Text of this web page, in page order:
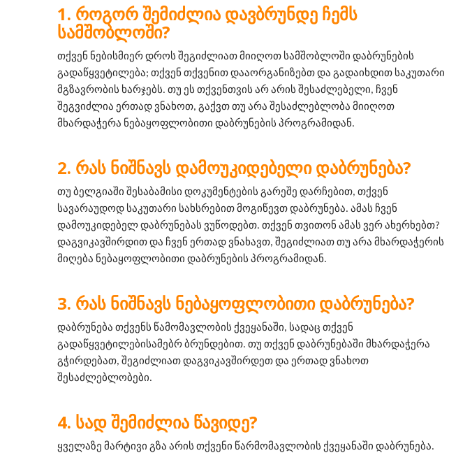
ᲠᲝᲒᲝᲠ ᲨᲔᲛᲘᲫᲚᲘᲐ ᲓᲐᲕᲑᲠᲣᲜᲓᲔ ᲩᲔᲛᲡ
ᲡᲐᲛᲨᲝᲑᲚᲝᲨᲘ?
თქვენ ნებისმიერ დროს შეგიძლიათ მიიღოთ სამშობლოში დაბრუნების
გადაწყვეტილება; თქვენ თქვენით დააორგანიზებთ და გადაიხდით საკუთარი
მგზავრობის ხარჯებს. თუ ეს თქვენთვის არ არის შესაძლებელი, ჩვენ
შეგვიძლია ერთად ვნახოთ, გაქვთ თუ არა შესაძლებლობა მიიღოთ
მხარდაჭერა ნებაყოფლობითი დაბრუნების პროგრამიდან.
ᲠᲐᲡ ᲜᲘᲨᲜᲐᲕᲡ ᲓᲐᲛᲝᲣᲙᲘᲓᲔᲑᲔᲚᲘ ᲓᲐᲑᲠᲣᲜᲔᲑᲐ?
თუ ბელგიაში შესაბამისი დოკუმენტების გარეშე დარჩებით, თქვენ
სავარაუდოდ საკუთარი სახსრებით მოგიწევთ დაბრუნება. ამას ჩვენ
დამოუკიდებელ დაბრუნებას ვუწოდებთ. თქვენ თვითონ ამას ვერ ახერხებთ?
დაგვიკავშირდით და ჩვენ ერთად ვნახავთ, შეგიძლიათ თუ არა მხარდაჭერის
მიღება ნებაყოფლობითი დაბრუნების პროგრამიდან.
ᲠᲐᲡ ᲜᲘᲨᲜᲐᲕᲡ ᲜᲔᲑᲐᲧᲝᲤᲚᲝᲑᲘᲗᲘ ᲓᲐᲑᲠᲣᲜᲔᲑᲐ?
დაბრუნება თქვენს წამომავლობის ქვეყანაში, სადაც თქვენ
გადაწყვეტილებისამებრ ბრუნდებით. თუ თქვენ დაბრუნებაში მხარდაჭერა
გჭირდებათ, შეგიძლიათ დაგვიკავშირდეთ და ერთად ვნახოთ
შესაძლებლობები.
ᲡᲐᲓ ᲨᲔᲛᲘᲫᲚᲘᲐ ᲬᲐᲕᲘᲓᲔ?
ყველაზე მარტივი გზა არის თქვენი წარმომავლობის ქვეყანაში დაბრუნება.